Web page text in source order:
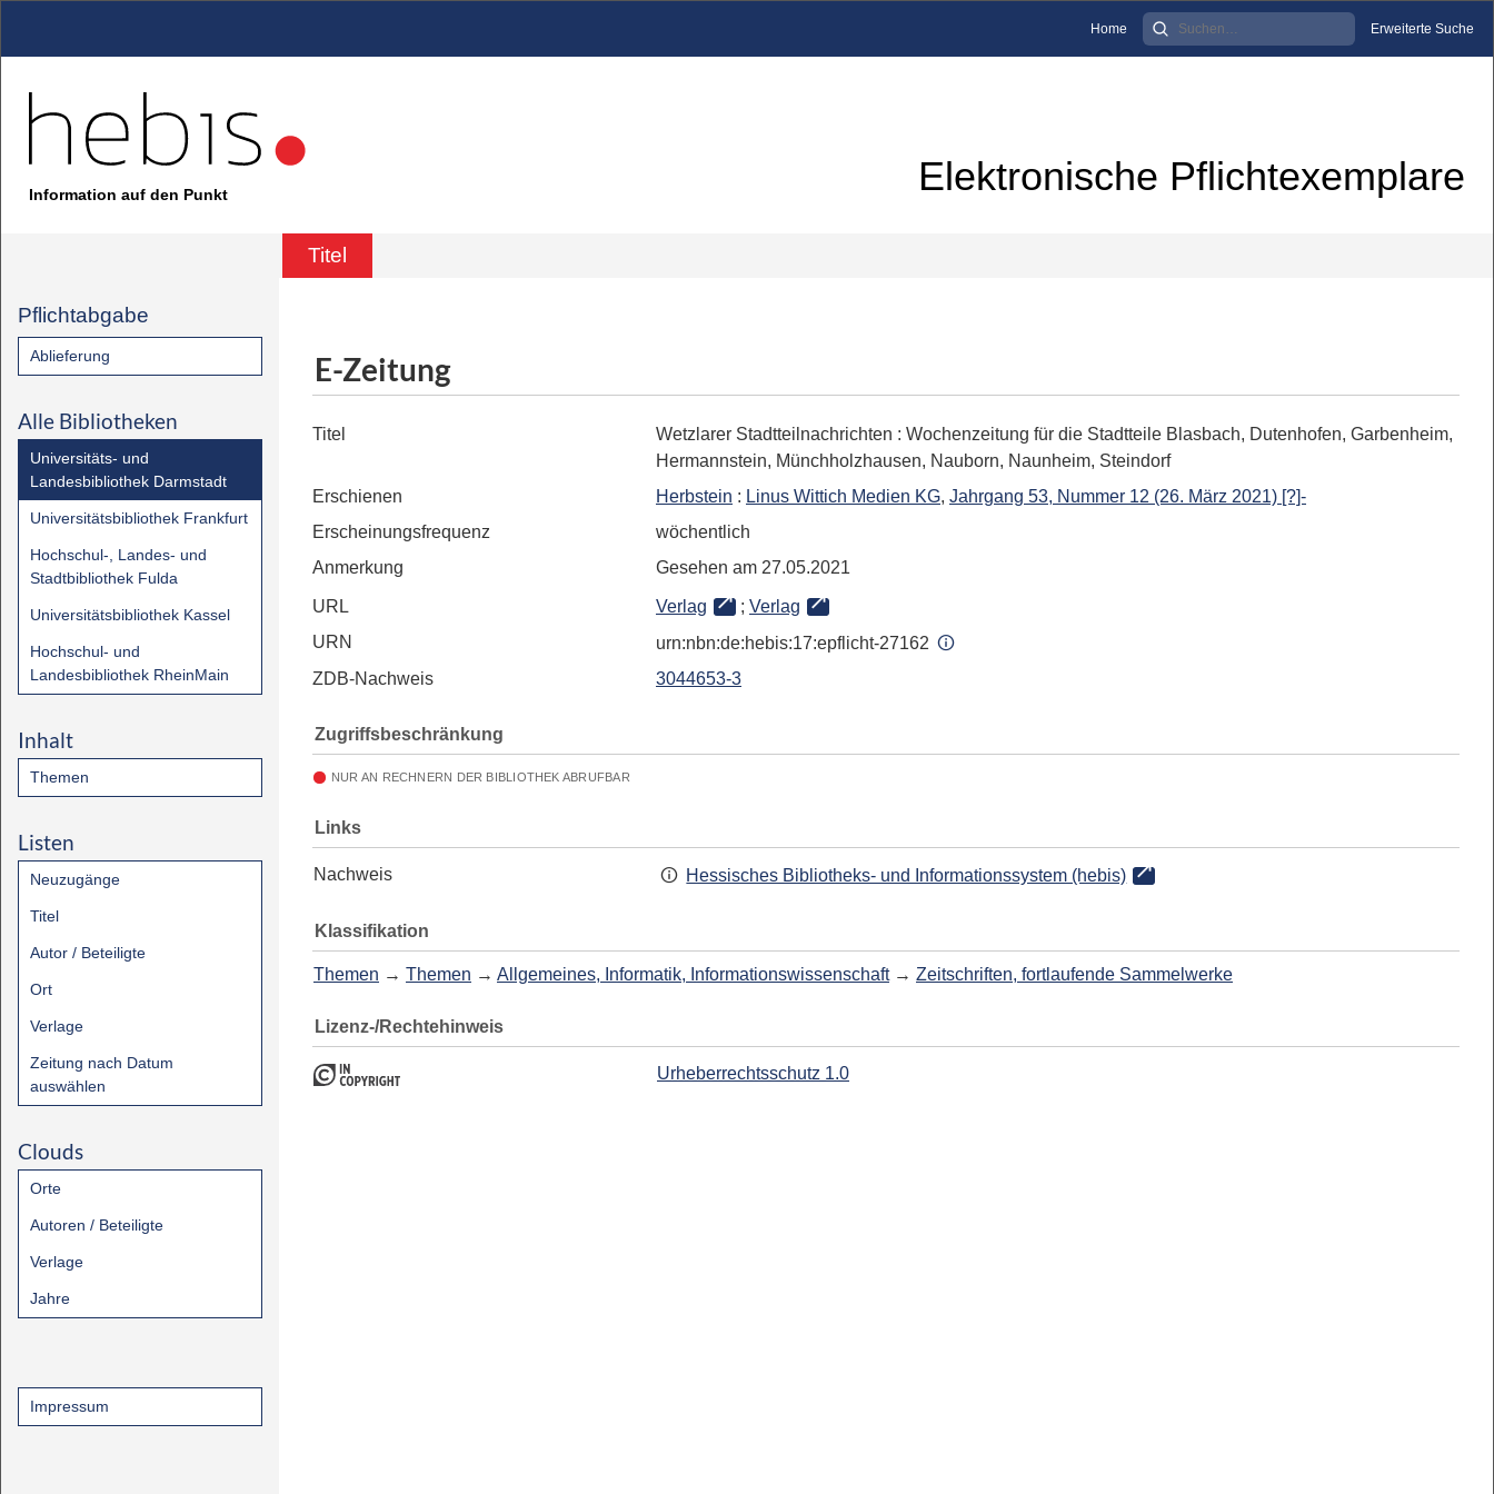
Home Erweiterte Suche
Information auf den Punkt Elektronische Pflichtexemplare
Titel
Pflichtabgabe
Ablieferung
Alle Bibliotheken
Universitäts- und
Landesbibliothek Darmstadt
Universitätsbibliothek Frankfurt
Hochschul-, Landes- und
Stadtbibliothek Fulda
Universitätsbibliothek Kassel
Hochschul- und
Landesbibliothek RheinMain
Inhalt
Themen
Listen
Neuzugänge
Titel
Autor / Beteiligte
Ort
Verlage
Zeitung nach Datum
auswählen
Clouds
Orte
Autoren / Beteiligte
Verlage
Jahre
Impressum
E-Zeitung
Titel Wetzlarer Stadtteilnachrichten : Wochenzeitung für die Stadtteile Blasbach, Dutenhofen, Garbenheim,
Hermannstein, Münchholzhausen, Nauborn, Naunheim, Steindorf
Erschienen
Herbstein : Linus Wittich Medien KG, Jahrgang 53, Nummer 12 (26. März 2021) [?]-
Erscheinungsfrequenz
wöchentlich
Anmerkung
Gesehen am 27.05.2021
URL Verlag ; Verlag
URN
urn:nbn:de:hebis:17:epflicht-27162
ZDB-Nachweis
3044653-3
Zugriffsbeschränkung
NUR AN RECHNERN DER BIBLIOTHEK ABRUFBAR
Links
Nachweis Hessisches Bibliotheks- und Informationssystem (hebis)
Klassifikation
Themen → Themen → Allgemeines, Informatik, Informationswissenschaft → Zeitschriften, fortlaufende Sammelwerke
Lizenz-/Rechtehinweis
Urheberrechtsschutz 1.0